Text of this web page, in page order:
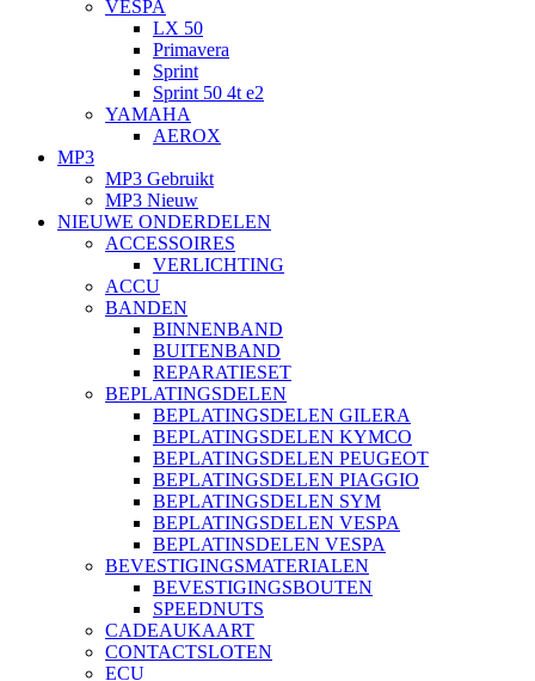
VESPA
LX 50
Primavera
Sprint
Sprint 50 4t e2
YAMAHA
AEROX
MP3
MP3 Gebruikt
MP3 Nieuw
NIEUWE ONDERDELEN
ACCESSOIRES
VERLICHTING
ACCU
BANDEN
BINNENBAND
BUITENBAND
REPARATIESET
BEPLATINGSDELEN
BEPLATINGSDELEN GILERA
BEPLATINGSDELEN KYMCO
BEPLATINGSDELEN PEUGEOT
BEPLATINGSDELEN PIAGGIO
BEPLATINGSDELEN SYM
BEPLATINGSDELEN VESPA
BEPLATINSDELEN VESPA
BEVESTIGINGSMATERIALEN
BEVESTIGINGSBOUTEN
SPEEDNUTS
CADEAUKAART
CONTACTSLOTEN
ECU